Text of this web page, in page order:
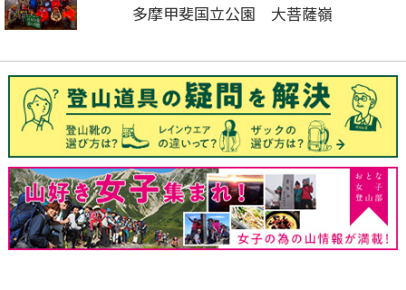
多摩甲斐国立公園 大菩薩嶺